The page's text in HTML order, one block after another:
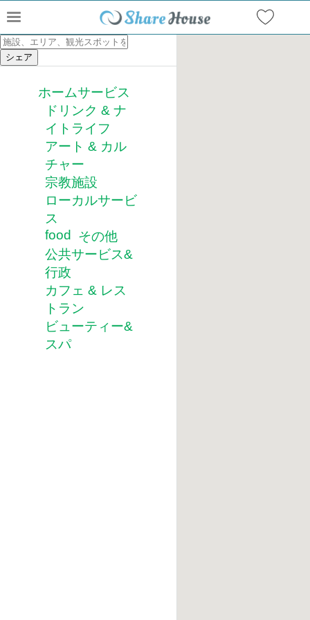
ホームサービス
ドリンク & ナ
イトライフ
アート & カル
チャー
宗教施設
ローカルサービ
ス
food
その他
公共サービス&
行政
カフェ & レス
トラン
ビューティー&
スパ